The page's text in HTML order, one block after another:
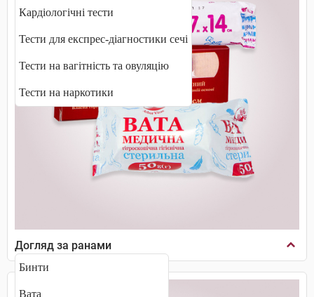
Кардіологічні тести
Тести для експрес-діагностики сечі
Тести на вагітність та овуляцію
Тести на наркотики
Догляд за ранами
Бинти
Вата